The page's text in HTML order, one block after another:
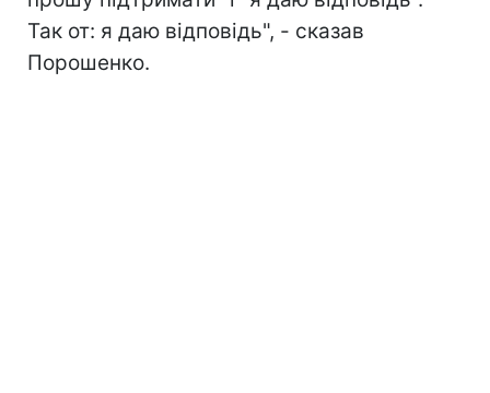
Так от: я даю відповідь", - сказав
Порошенко.